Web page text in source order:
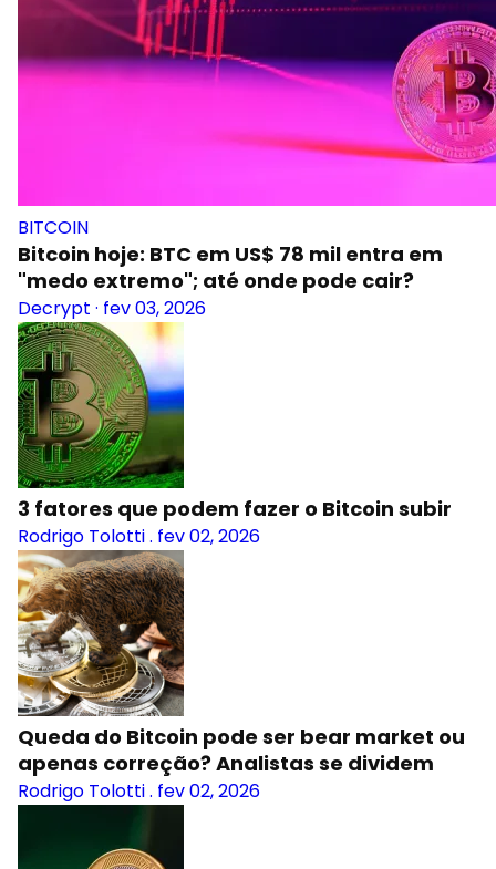
BITCOIN
Bitcoin hoje: BTC em US$ 78 mil entra em
"medo extremo"; até onde pode cair?
Decrypt · fev 03, 2026
3 fatores que podem fazer o Bitcoin subir
Rodrigo Tolotti. fev 02, 2026
Queda do Bitcoin pode ser bear market ou
apenas correção? Analistas se dividem
Rodrigo Tolotti. fev 02, 2026